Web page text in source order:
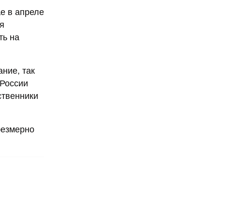
в апреле
на
так